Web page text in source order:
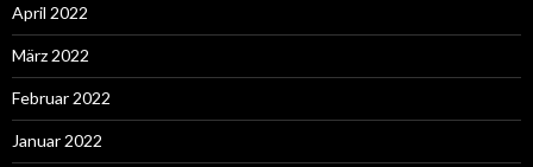
April 2022
März 2022
Februar 2022
Januar 2022